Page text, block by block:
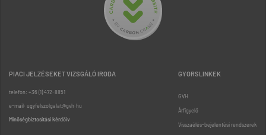
PIACI JELZÉSEKET VIZSGÁLÓ IRODA
telefon: +36 (1) 472-8851
e-mail: ugyfelszolgalat@gvh.hu
Minőségbiztosítási kérdőív
GYORSLINKEK
GVH
Árfigyelő
Visszaélés-bejelentési rendszerek